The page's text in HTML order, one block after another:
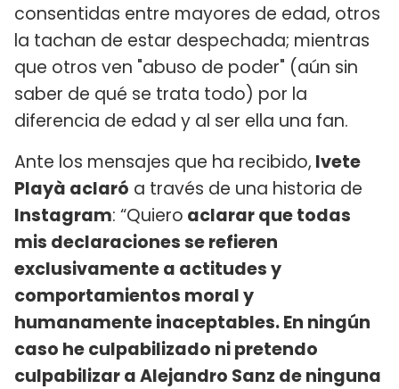
consentidas entre mayores de edad, otros
la tachan de estar despechada; mientras
que otros ven "abuso de poder" (aún sin
saber de qué se trata todo) por la
diferencia de edad y al ser ella una fan.
Ante los mensajes que ha recibido, Ivete
Playà aclaró a través de una historia de
Instagram: “Quiero aclarar que todas
mis declaraciones se refieren
exclusivamente a actitudes y
comportamientos moral y
humanamente inaceptables. En ningún
caso he culpabilizado ni pretendo
culpabilizar a Alejandro Sanz de ninguna